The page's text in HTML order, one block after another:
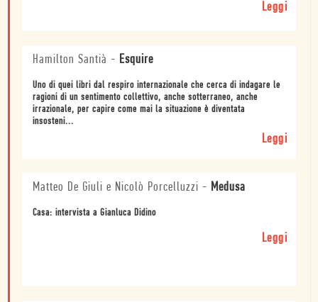
Leggi
Hamilton Santià - Esquire
Uno di quei libri dal respiro internazionale che cerca di indagare le
ragioni di un sentimento collettivo, anche sotterraneo, anche
irrazionale, per capire come mai la situazione è diventata
insosteni...
Leggi
Matteo De Giuli e Nicolò Porcelluzzi - Medusa
Casa: intervista a Gianluca Didino
Leggi